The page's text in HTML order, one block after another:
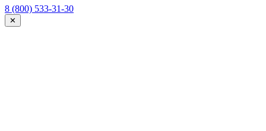
8 (800) 533-31-30
✕